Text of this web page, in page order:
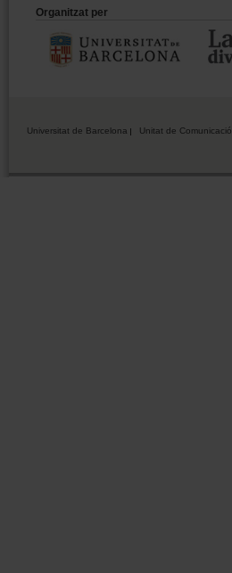
Organitzat per
Universitat de Barcelona Unitat de Comunicació